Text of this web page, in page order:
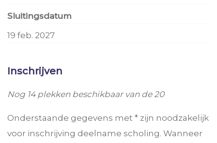
Sluitingsdatum
19 feb. 2027
Inschrijven
Nog 14 plekken beschikbaar van de 20
Onderstaande gegevens met * zijn noodzakelijk
voor inschrijving deelname scholing. Wanneer